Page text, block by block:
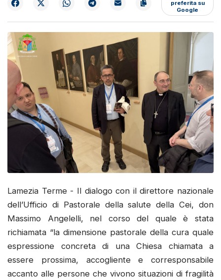
preferita su
Google
Lamezia Terme - Il dialogo con il direttore nazionale
dell’Ufficio di Pastorale della salute della Cei, don
Massimo Angelelli, nel corso del quale è stata
richiamata “la dimensione pastorale della cura quale
espressione concreta di una Chiesa chiamata a
essere prossima, accogliente e corresponsabile
accanto alle persone che vivono situazioni di fragilità